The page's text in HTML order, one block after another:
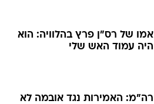
אמו של רס"ן פרץ בהלוויה: הוא
היה עמוד האש שלי
רה"מ: האמירות נגד אובמה לא